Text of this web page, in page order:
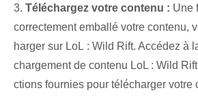
3. Téléchargez votre contenu : Une
correctement emballé votre contenu,
harger sur LoL : Wild Rift. Accédez à
chargement de contenu LoL : Wild
ctions fournies pour télécharger votre